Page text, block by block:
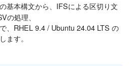
の基本構文から、IFSによる区切り文
の処理、
、RHEL 9.4 / Ubuntu 24.04 LTS の
ます。